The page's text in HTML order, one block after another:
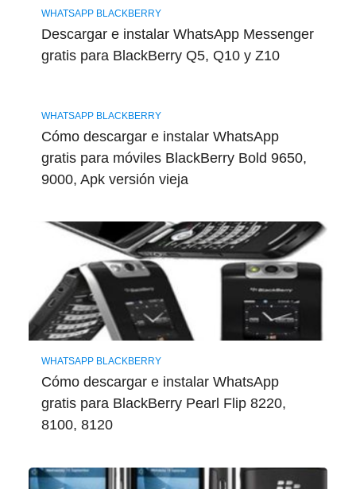
WHATSAPP BLACKBERRY
Descargar e instalar WhatsApp Messenger
gratis para BlackBerry Q5, Q10 y Z10
WHATSAPP BLACKBERRY
Cómo descargar e instalar WhatsApp
gratis para móviles BlackBerry Bold 9650,
9000, Apk versión vieja
WHATSAPP BLACKBERRY
Cómo descargar e instalar WhatsApp
gratis para BlackBerry Pearl Flip 8220,
8100, 8120